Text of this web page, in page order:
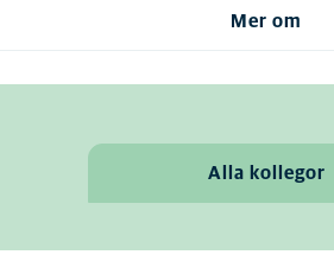
Mer om
Alla kollegor